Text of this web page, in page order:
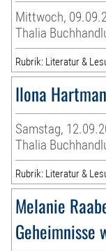
Mittwoch,
Thalia
Rubrik: Literatur &
Ilona
Samstag,
Thalia
Rubrik: Literatur &
Melanie
Geheimnisse